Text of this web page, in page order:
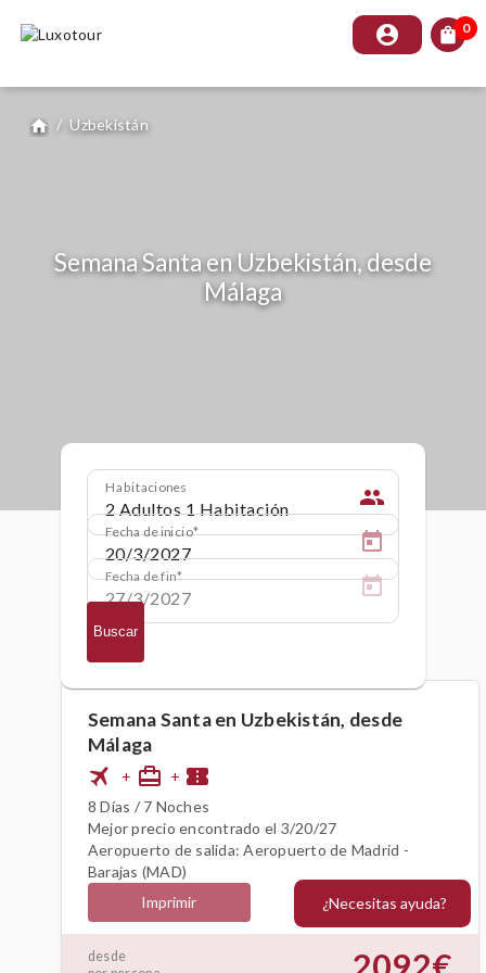
account_circle shopping_bag 0
home / Uzbekistán
Semana Santa en Uzbekistán, desde
Málaga
Habitaciones people
Fecha de inicio
Fecha de fin
Buscar
Semana Santa en Uzbekistán, desde
Málaga
flight + card_travel + confirmation_number
8 Días / 7 Noches
Mejor precio encontrado el 3/20/27
Aeropuerto de salida: Aeropuerto de Madrid -
Barajas (MAD)
Imprimir
desde
¿Necesitas ayuda?